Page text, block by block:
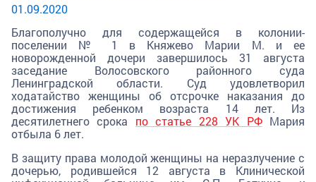
01.09.2020
Благополучно для содержащейся в колонии-
поселении № 1 в Княжево Марии М. и ее
новорожденной дочери завершилось 31 августа
заседание Волосовского районного суда
Ленинградской области. Суд удовлетворил
ходатайство женщины об отсрочке наказания до
достижения ребенком возраста 14 лет. Из
десятилетнего срока по статье 228 УК РФМария
отбыла 6 лет.
В защиту права молодой женщины на неразлучение с
дочерью, родившейся 12 августа в Клинической